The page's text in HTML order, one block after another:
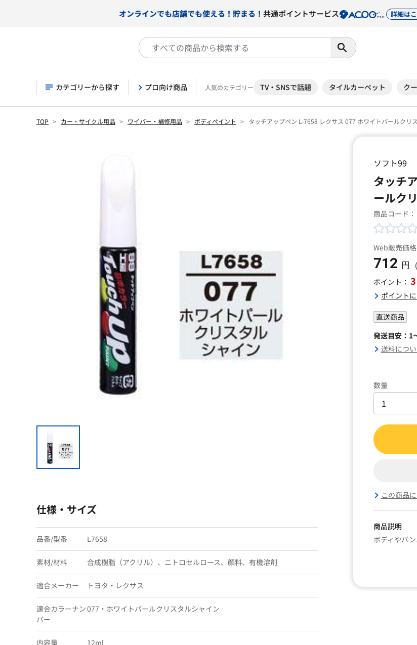
オンラインでも店舗でも使える！貯まる！ 共通ポイントサービス 詳細は
カテゴリーから探す プロ向け商品 人気のカテゴリー TV・SNSで話題 タイルカーペット ク
TOP カー・サイクル用品 ワイパー・補修用品 ボディペイント タッチアップペン L-7658 レクサス 077 ホワイトパールクリ
ソフト99
タッチ
ールク
商品コード：
Web販売価格
712 円
ポイント： 3
ポイント
直送商品
発送目安：1
送料につ
数量
この商品
商品説明
ボディやバ
仕様・サイズ
品番/型番 L7658
素材/材料 合成樹脂（アクリル）、ニトロセルロース、顔料、有機溶剤
適合メーカー トヨタ・レクサス
適合カラーナン
バー
077・ホワイトパールクリスタルシャイン
内容量 12ml